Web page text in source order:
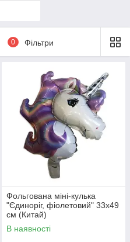
0 Фільтри
Фольгована міні-кулька
"Єдиноріг, фіолетовий" 33х49
см (Китай)
В наявності